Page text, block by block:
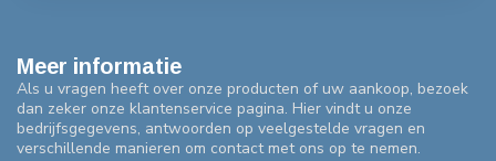
Meer informatie
Als u vragen heeft over onze producten of uw aankoop, bezoek
dan zeker onze klantenservice pagina. Hier vindt u onze
bedrijfsgegevens, antwoorden op veelgestelde vragen en
verschillende manieren om contact met ons op te nemen.